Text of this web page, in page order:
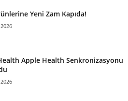
Yeni Zam Kapıda!
Apple Health Senkronizasyonu